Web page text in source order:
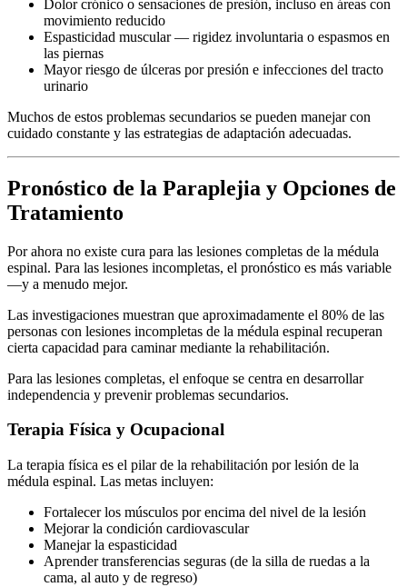
Dolor crónico o sensaciones de presión, incluso en áreas con
movimiento reducido
Espasticidad muscular — rigidez involuntaria o espasmos en
las piernas
Mayor riesgo de úlceras por presión e infecciones del tracto
urinario
Muchos de estos problemas secundarios se pueden manejar con
cuidado constante y las estrategias de adaptación adecuadas.
Pronóstico de la Paraplejia y Opciones de
Tratamiento
Por ahora no existe cura para las lesiones completas de la médula
espinal. Para las lesiones incompletas, el pronóstico es más variable
—y a menudo mejor.
Las investigaciones muestran que aproximadamente el 80% de las
personas con lesiones incompletas de la médula espinal recuperan
cierta capacidad para caminar mediante la rehabilitación.
Para las lesiones completas, el enfoque se centra en desarrollar
independencia y prevenir problemas secundarios.
Terapia Física y Ocupacional
La terapia física es el pilar de la rehabilitación por lesión de la
médula espinal. Las metas incluyen:
Fortalecer los músculos por encima del nivel de la lesión
Mejorar la condición cardiovascular
Manejar la espasticidad
Aprender transferencias seguras (de la silla de ruedas a la
cama, al auto y de regreso)